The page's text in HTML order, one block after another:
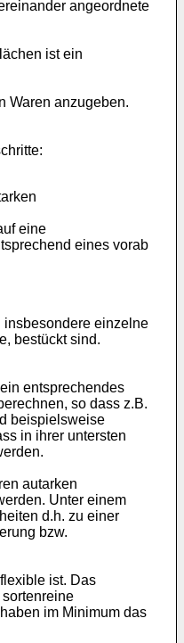
angeordnete
ist ein
Waren anzugeben.
eine
eines vorab
insbesondere einzelne
bestückt sind.
entsprechendes
so dass z.B.
beispielsweise
in ihrer untersten
autarken
Unter einem
d.h. zu einer
bzw.
ist. Das
im Minimum das